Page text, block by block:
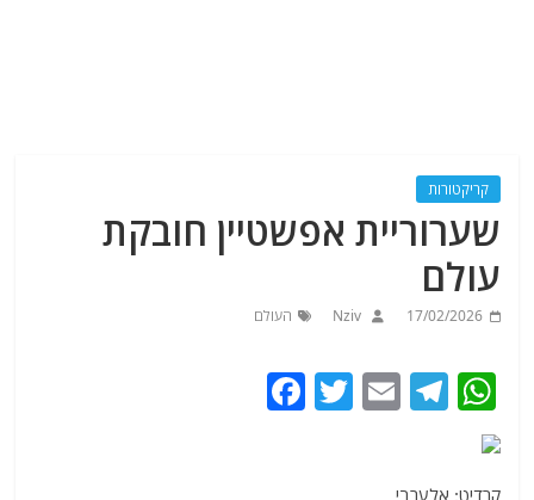
קריקטורות
שערוריית אפשטיין חובקת
עולם
17/02/2026
Nziv העולם
W
T
E
T
קרדיט: אלערבי